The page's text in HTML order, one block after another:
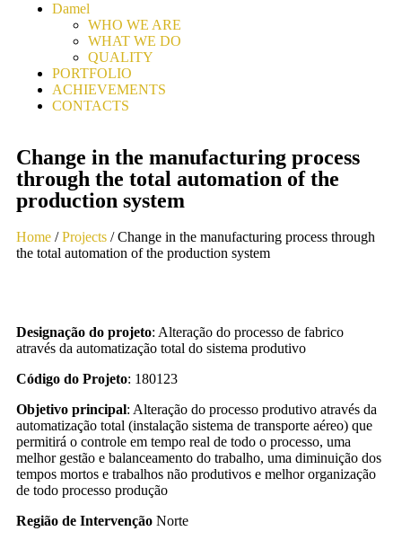
Damel
WHO WE ARE
WHAT WE DO
QUALITY
PORTFOLIO
ACHIEVEMENTS
CONTACTS
Change in the manufacturing process
through the total automation of the
production system
Home /Projects / Change in the manufacturing process through
the total automation of the production system
Designação do projeto: Alteração do processo de fabrico
através da automatização total do sistema produtivo
Código do Projeto: 180123
Objetivo principal: Alteração do processo produtivo através da
automatização total (instalação sistema de transporte aéreo) que
permitirá o controle em tempo real de todo o processo, uma
melhor gestão e balanceamento do trabalho, uma diminuição dos
tempos mortos e trabalhos não produtivos e melhor organização
de todo processo produção
Região de Intervenção Norte